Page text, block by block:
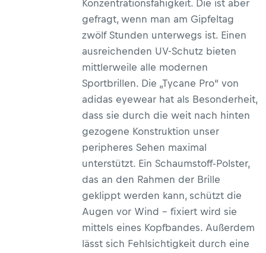
Konzentrationsfähigkeit. Die ist aber
gefragt, wenn man am Gipfeltag
zwölf Stunden unterwegs ist. Einen
ausreichenden UV-Schutz bieten
mittlerweile alle modernen
Sportbrillen. Die „Tycane Pro“ von
adidas eyewear hat als Besonderheit,
dass sie durch die weit nach hinten
gezogene Konstruktion unser
peripheres Sehen maximal
unterstützt. Ein Schaumstoff-Polster,
das an den Rahmen der Brille
geklippt werden kann, schützt die
Augen vor Wind – fixiert wird sie
mittels eines Kopfbandes. Außerdem
lässt sich Fehlsichtigkeit durch eine